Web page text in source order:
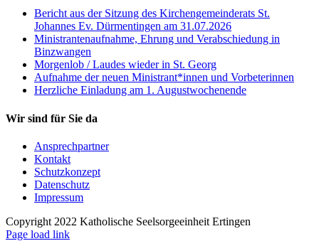
Bericht aus der Sitzung des Kirchengemeinderats St.
Johannes Ev. Dürmentingen am 31.07.2026
Ministrantenaufnahme, Ehrung und Verabschiedung in
Binzwangen
Morgenlob / Laudes wieder in St. Georg
Aufnahme der neuen Ministrant*innen und Vorbeterinnen
Herzliche Einladung am 1. Augustwochenende
Wir sind für Sie da
Ansprechpartner
Kontakt
Schutzkonzept
Datenschutz
Impressum
Copyright 2022 Katholische Seelsorgeeinheit Ertingen
Page load link